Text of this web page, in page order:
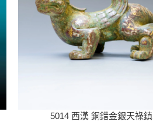
5014 西漢 銅錯金銀天祿鎮